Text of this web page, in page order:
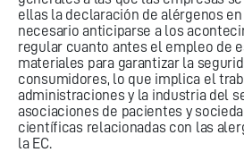
ellas la declaración de alérgenos en
necesario anticiparse a los
regular cuanto antes el empleo de
materiales para garantizar la
consumidores, lo que implica el
administraciones y la industria del
asociaciones de pacientes y
científicas relacionadas con las
la EC.